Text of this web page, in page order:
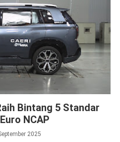
Bintang 5 Standar
NCAP
2025